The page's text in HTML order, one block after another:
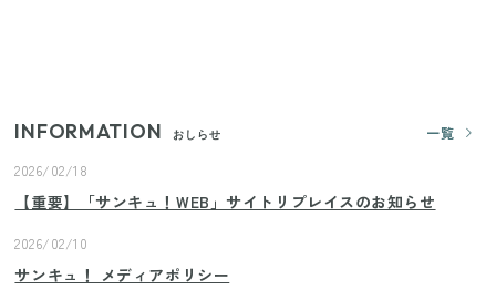
INFORMATION おしらせ
一覧
2026/02/18
【重要】「サンキュ！WEB」サイトリプレイスのお知らせ
2026/02/10
サンキュ！ メディアポリシー